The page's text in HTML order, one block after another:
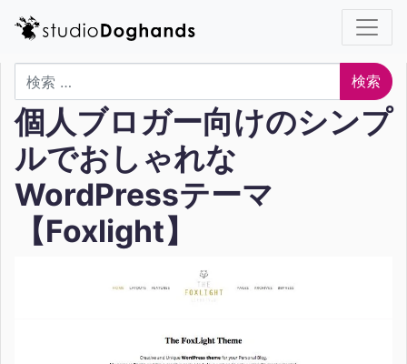
検索
個人ブロガー向けのシンプ
ルでおしゃれな
WordPressテーマ
【Foxlight】